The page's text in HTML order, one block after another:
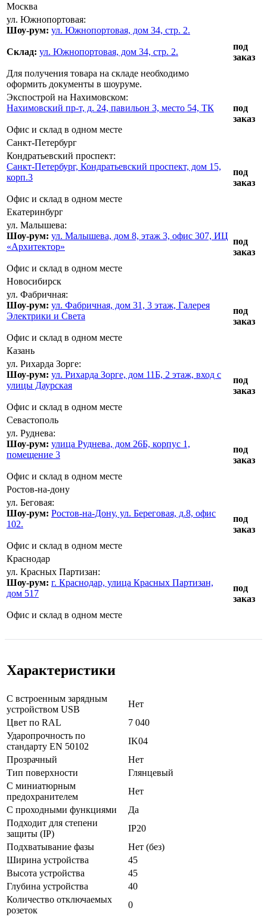
Москва
ул. Южнопортовая:
Шоу-рум: ул. Южнопортовая, дом 34, стр. 2.
Склад: ул. Южнопортовая, дом 34, стр. 2.
Для получения товара на складе необходимо
оформить документы в шоуруме.
под
заказ
Экспострой на Нахимовском:
Нахимовский пр-т, д. 24, павильон 3, место 54, ТК
Офис и склад в одном месте
под
заказ
Санкт-Петербург
Кондратьевский проспект:
Санкт-Петербург, Кондратьевский проспект, дом 15,
корп.3
Офис и склад в одном месте
под
заказ
Екатеринбург
ул. Малышева:
Шоу-рум: ул. Малышева, дом 8, этаж 3, офис 307, ИЦ
«Архитектор»
Офис и склад в одном месте
под
заказ
Новосибирск
ул. Фабричная:
Шоу-рум: ул. Фабричная, дом 31, 3 этаж, Галерея
Электрики и Света
Офис и склад в одном месте
под
заказ
Казань
ул. Рихарда Зорге:
Шоу-рум: ул. Рихарда Зорге, дом 11Б, 2 этаж, вход с
улицы Даурская
Офис и склад в одном месте
под
заказ
Севастополь
ул. Руднева:
Шоу-рум: улица Руднева, дом 26Б, корпус 1,
помещение 3
Офис и склад в одном месте
под
заказ
Ростов-на-дону
ул. Беговая:
Шоу-рум: Ростов-на-Дону, ул. Береговая, д.8, офис
102.
Офис и склад в одном месте
под
заказ
Краснодар
ул. Красных Партизан:
Шоу-рум: г. Краснодар, улица Красных Партизан,
дом 517
Офис и склад в одном месте
под
заказ
Характеристики
С встроенным зарядным
устройством USB
Нет
Цвет по RAL
7 040
Ударопрочность по
стандарту EN 50102
IK04
Прозрачный
Нет
Тип поверхности
Глянцевый
С миниатюрным
предохранителем
Нет
С проходными функциями
Да
Подходит для степени
защиты (IP)
IP20
Подхватывание фазы
Нет (без)
Ширина устройства
45
Высота устройства
45
Глубина устройства
40
Количество отключаемых
розеток
0